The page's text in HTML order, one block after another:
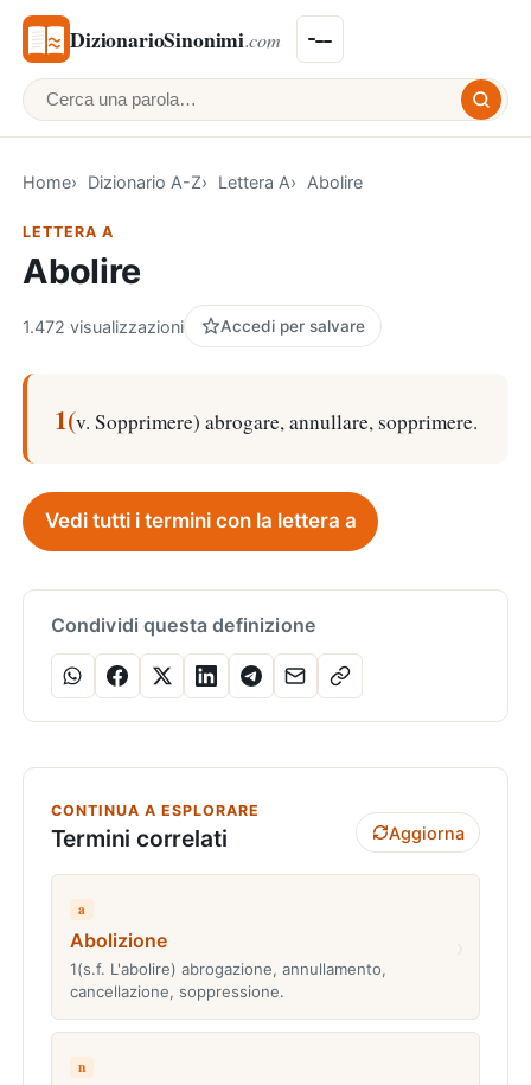
DizionarioSinonimi.com
Cerca una parola
Home Dizionario A-Z Lettera A Abolire
LETTERA A
Abolire
1.472 visualizzazioni Accedi per salvare
1(v. Sopprimere) abrogare, annullare, sopprimere.
Vedi tutti i termini con la lettera a
Condividi questa definizione
CONTINUA A ESPLORARE
Termini correlati Aggiorna
a
Abolizione
1(s.f. L'abolire) abrogazione, annullamento,
cancellazione, soppressione.
n